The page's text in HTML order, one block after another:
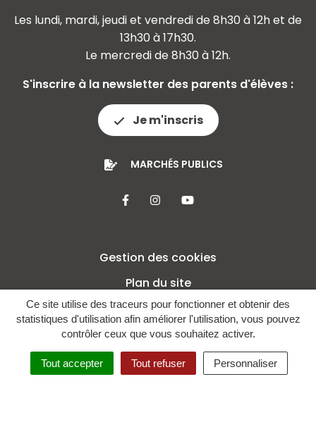
Ce site utilise des traceurs pour fonctionner et obtenir des
statistiques d'utilisation afin améliorer l'utilisation, vous pouvez
contrôler ceux que vous souhaitez activer.
Tout accepter Tout refuser Personnaliser
Les lundi, mardi, jeudi et vendredi de 8h30 à 12h et de
13h30 à 17h30.
Le mercredi de 8h30 à 12h.
S'inscrire à la newsletter des parents d'élèves :
Je m'inscris
MARCHÉS PUBLICS
Lien vers le compte Facebook
Lien vers le compte
Lien vers la chaîne
Gestion des cookies
Plan du site
Mentions légales
Crédits
Politique de confidentialité